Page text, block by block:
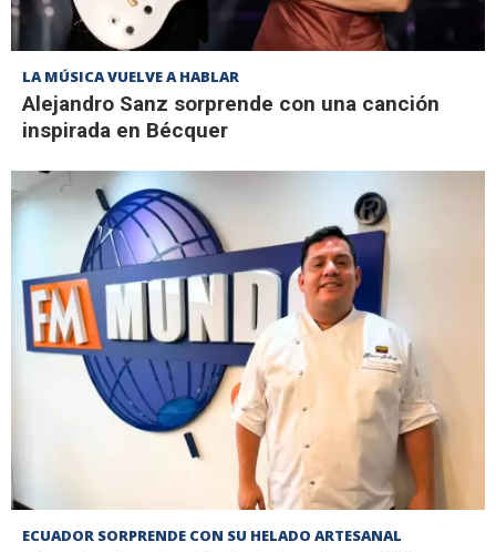
LA MÚSICA VUELVE A HABLAR
Alejandro Sanz sorprende con una canción
inspirada en Bécquer
ECUADOR SORPRENDE CON SU HELADO ARTESANAL